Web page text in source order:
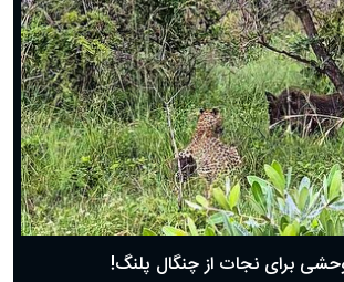
وحشی برای نجات از چنگال پلنگ!